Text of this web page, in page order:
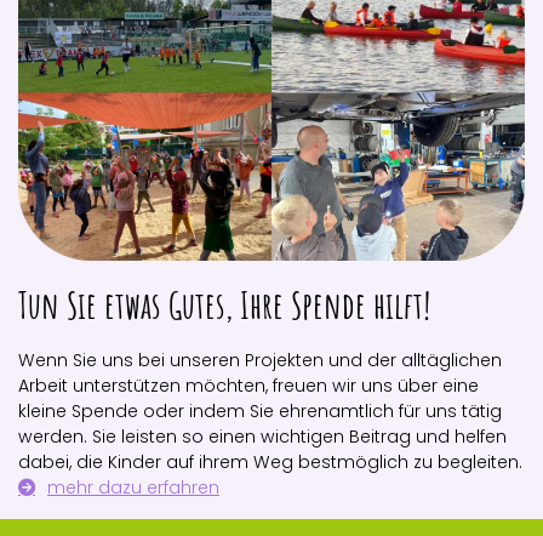
Tun Sie etwas Gutes, Ihre Spende hilft!
Wenn Sie uns bei unseren Projekten und der alltäglichen
Arbeit unterstützen möchten, freuen wir uns über eine
kleine Spende oder indem Sie ehrenamtlich für uns tätig
werden. Sie leisten so einen wichtigen Beitrag und helfen
dabei, die Kinder auf ihrem Weg bestmöglich zu begleiten.
mehr dazu erfahren